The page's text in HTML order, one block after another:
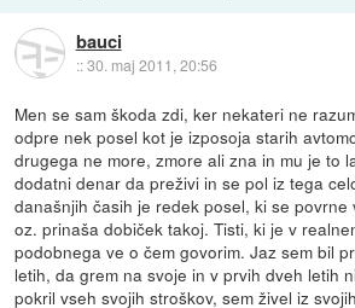
bauci
::30. maj 2011, 20:56
Men se sam škoda zdi, ker nekateri ne
odpre nek posel kot je izposoja starih
drugega ne more, zmore ali zna in mu je to
dodatni denar da preživi in se pol iz tega
današnjih časih je redek posel, ki se povrne
oz. prinaša dobiček takoj. Tisti, ki je v
podobnega ve o čem govorim. Jaz sem bil
letih, da grem na svoje in v prvih dveh letih
pokril vseh svojih stroškov, sem živel iz